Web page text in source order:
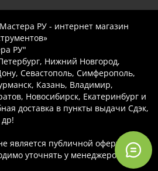
РУ - интернет магазин
РУ"
Нижний Новгород,
Севастополь, Симферополь,
Казань, Владимир,
Новосибирск, Екатеринбург и
доставка в пункты выдачи Сдэк,
является публичной офертой.
уточнять у менеджеров.